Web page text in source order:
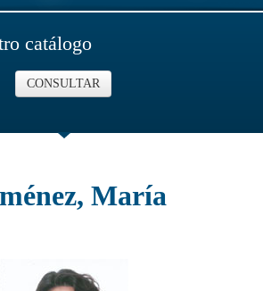
catálogo
CONSULTAR
María